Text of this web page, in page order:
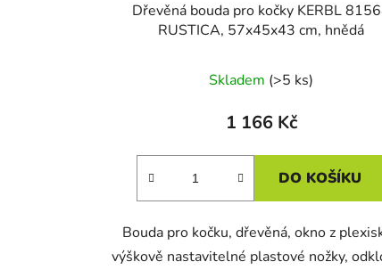
Dřevěná bouda pro kočky KERBL
RUSTICA, 57x45x43 cm, hnědá
Skladem (>5 ks)
1 166 Kč
DO KOŠÍKU
Bouda pro kočku, dřevěná, okno z
výškově nastavitelné plastové nožky,